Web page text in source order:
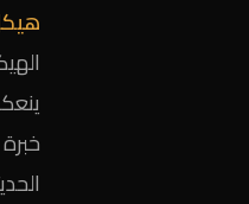
خبرة